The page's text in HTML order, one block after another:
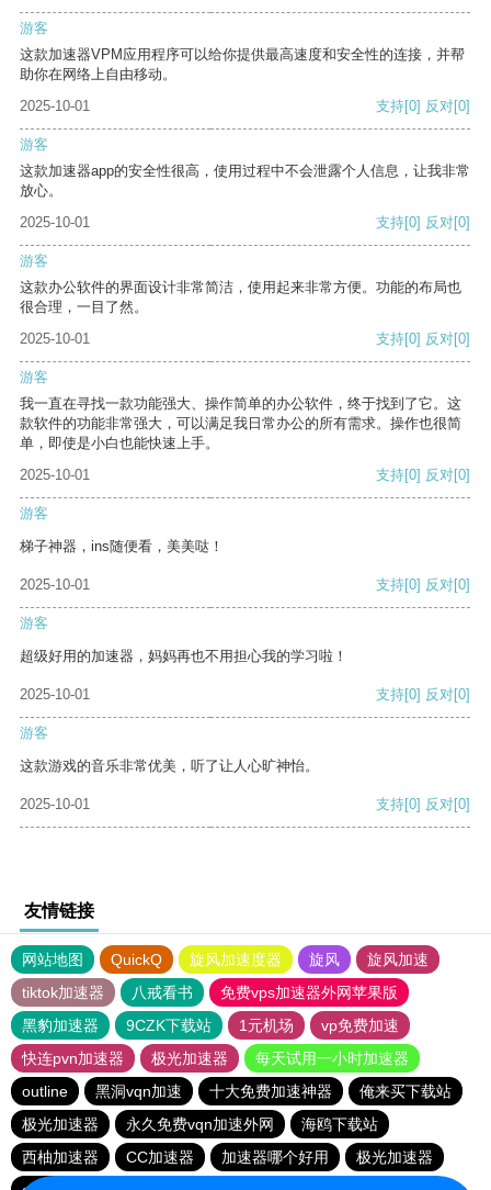
游客
这款加速器VPM应用程序可以给你提供最高速度和安全性的连接，并帮
助你在网络上自由移动。
2025-10-01
支持[0] 反对[0]
游客
这款加速器app的安全性很高，使用过程中不会泄露个人信息，让我非常
放心。
2025-10-01
支持[0] 反对[0]
游客
这款办公软件的界面设计非常简洁，使用起来非常方便。功能的布局也
很合理，一目了然。
2025-10-01
支持[0] 反对[0]
游客
我一直在寻找一款功能强大、操作简单的办公软件，终于找到了它。这
款软件的功能非常强大，可以满足我日常办公的所有需求。操作也很简
单，即使是小白也能快速上手。
2025-10-01
支持[0] 反对[0]
游客
梯子神器，ins随便看，美美哒！
2025-10-01 支持[0] 反对[0]
游客
超级好用的加速器，妈妈再也不用担心我的学习啦！
2025-10-01 支持[0] 反对[0]
游客
这款游戏的音乐非常优美，听了让人心旷神怡。
2025-10-01 支持[0] 反对[0]
友情链接
网站地图 QuickQ 旋风加速度器 旋风
旋风加速
tiktok加速器
八戒看书
免费vps加速器外网苹果版
黑豹加速器
9CZK下载站 1元机场
vp免费加速
快连pvn加速器
极光加速器
每天试用一小时加速器
outline
黑洞vqn加速 十大免费加速神器
俺来买下载站
极光加速器
永久免费vqn加速外网
海鸥下载站
西柚加速器
CC加速器 加速器哪个好用
极光加速器